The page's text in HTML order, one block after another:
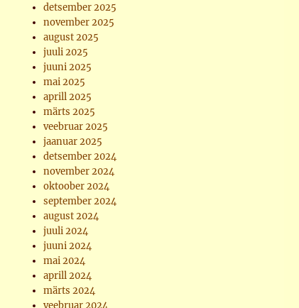
detsember 2025
november 2025
august 2025
juuli 2025
juuni 2025
mai 2025
aprill 2025
märts 2025
veebruar 2025
jaanuar 2025
detsember 2024
november 2024
oktoober 2024
september 2024
august 2024
juuli 2024
juuni 2024
mai 2024
aprill 2024
märts 2024
veebruar 2024